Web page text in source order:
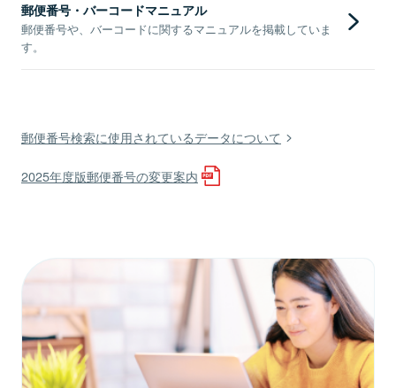
郵便番号・バーコードマニュアル
郵便番号や、バーコードに関するマニュアルを掲載していま
す。
郵便番号検索に使用されているデータについて
2025年度版郵便番号の変更案内